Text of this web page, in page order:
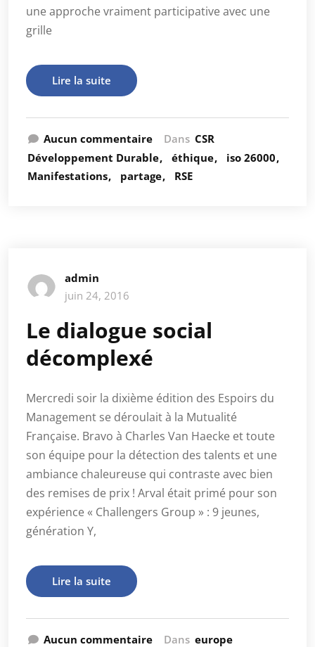
une approche vraiment participative avec une
grille
Lire la suite
Aucun commentaire Dans CSR
Développement Durable
éthique
iso 26000
Manifestations
partage RSE
admin
juin 24, 2016
Le dialogue social
décomplexé
Mercredi soir la dixième édition des Espoirs du
Management se déroulait à la Mutualité
Française. Bravo à Charles Van Haecke et toute
son équipe pour la détection des talents et une
ambiance chaleureuse qui contraste avec bien
des remises de prix ! Arval était primé pour son
expérience « Challengers Group » : 9 jeunes,
génération Y,
Lire la suite
Aucun commentaire Dans europe